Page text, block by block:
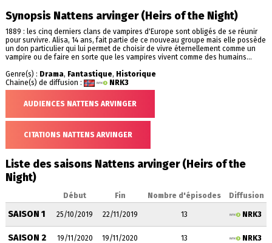
Synopsis Nattens arvinger (Heirs of the Night)
1889 : les cinq derniers clans de vampires d'Europe sont obligés de se réunir
pour survivre. Alisa, 14 ans, fait partie de ce nouveau groupe mais elle possède
un don particulier qui lui permet de choisir de vivre éternellement comme un
vampire ou de faire en sorte que les vampires vivent comme des humains...
Genre(s) : Drama, Fantastique, Historique
Chaine(s) de diffusion :
NRK3
AUDIENCES NATTENS ARVINGER
CITATIONS NATTENS ARVINGER
Liste des saisons Nattens arvinger (Heirs of the
Night)
Début Fin Nombre d'épisodes Diffusion
SAISON 1 25/10/2019 22/11/2019 13 NRK3
SAISON 2 19/11/2020 19/11/2020 13 NRK3